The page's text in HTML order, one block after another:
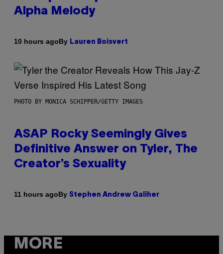
Alpha Melody
10 hours agoBy Lauren Boisvert
PHOTO BY MONICA SCHIPPER/GETTY IMAGES
ASAP Rocky Seemingly Gives
Definitive Answer on Tyler, The
Creator’s Sexuality
11 hours agoBy Stephen Andrew Galiher
MORE